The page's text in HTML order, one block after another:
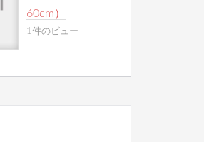
60cm）
1件のビュー